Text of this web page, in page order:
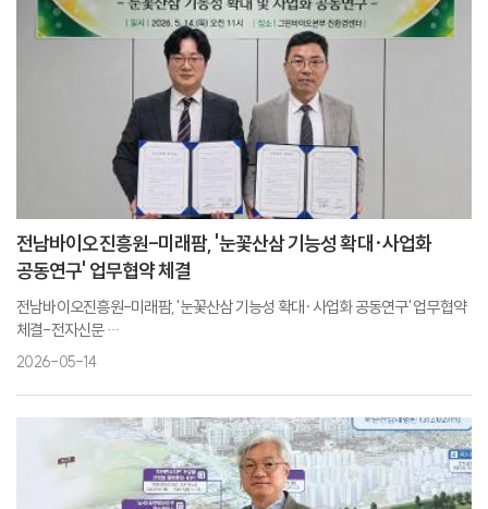
전남바이오진흥원-미래팜, '눈꽃산삼 기능성 확대·사업화
공동연구' 업무협약 체결
전남바이오진흥원-미래팜, '눈꽃산삼 기능성 확대·사업화 공동연구' 업무협약
체결-전자신문
전남바이오진흥원·미래팜, 눈꽃산삼 사업화 협력-뉴스핌
2026-05-14